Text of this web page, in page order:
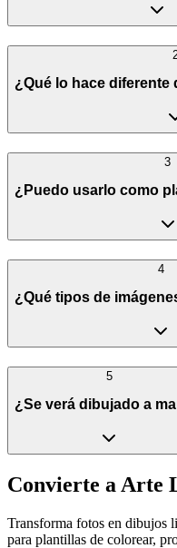
¿Qué lo hace
3
¿Puedo usarlo como
4
¿Qué tipos de
5
¿Se verá dibujado a
Convierte a Arte
Transforma fotos en dibujos
para plantillas de colorear,